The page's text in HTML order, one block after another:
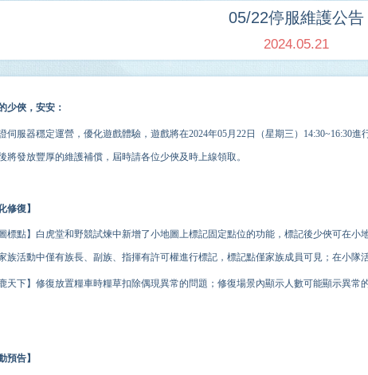
05/22停服維護公告
2024.05.21
少俠，安安：
伺服器穩定運營，優化遊戲體驗 ， 遊戲將在2024年05月22日（星期三 ） 14:30~16:30進
將發放豐厚的維護補償，屆時請各位少俠及時上線領取。
修復】
圖標點】白虎堂和野競試煉中新增了小地圖上標記固定點位的功能，標記後少俠可在
族活動中僅有族長、 副族、 指揮有許可權進行標記，標記點僅家族成員可見；在小隊
鹿天下】修復放置糧車時糧草扣除偶現異常的問題；修復場景內顯示人數可能顯示異
預告】